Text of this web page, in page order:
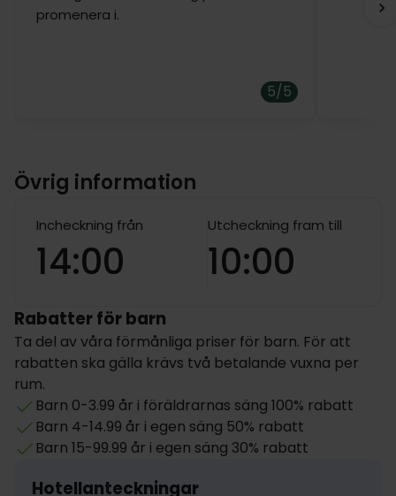
promenera i.
5/5
Övrig information
Incheckning från
14:00
Utcheckning fram till
10:00
Rabatter för barn
Ta del av våra förmånliga priser för barn. För att
rabatten ska gälla krävs två betalande vuxna per
rum.
Barn 0-3.99 år i föräldrarnas säng 100% rabatt
Barn 4-14.99 år i egen säng 50% rabatt
Barn 15-99.99 år i egen säng 30% rabatt
Hotellanteckningar